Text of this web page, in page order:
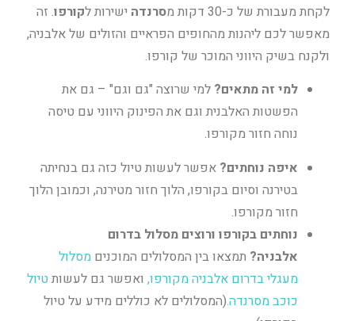
לקחת מעבורת של כ-30 דקות מ
סרנדה ישירות לקורפו. זה
מאפשר לכם ליהנות מהחופים הפראיים והזולים של אלבניה,
ולקנח בשיק היווני המוכר של קורפו.
למי זה מתאים? למי שרוצה "גם וגם" – גם את
הפשטות האלבנית וגם את הפינוק היווני עם טיסה
נוחה חזור מקורפו.
איפה נוחתים?אפשר לעשות טיול כזה גם בנחיתה
בטירנה וסיום בקורפו, הלוך חזור מטירנה, וכמובן הלוך
חזור מקורפו.
נוחתים בקורפו ורוצים מסלול בדרום
אלבניה? תמצאו בין המסלולים המוכניםמסלול
מעגלי בדרום אלבניה מקורפו, ואפשר גם לעשותטיול
כוכב מסרנדה.(המסלולים לא כוללים מידע על טיול